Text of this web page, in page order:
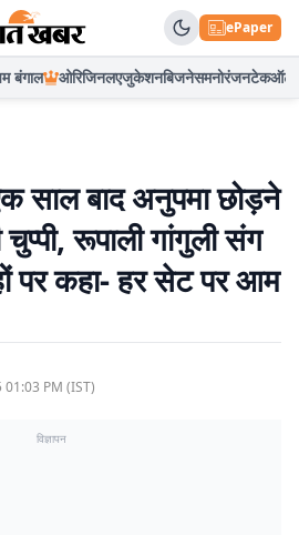
ePaper
बंगाल ओरिजिनलएजुकेशनबिजनेसमनोरंजनटेकऑटो
बाद अनुपमा छोड़ने
चुप्पी, रूपाली गांगुली संग
पर कहा- हर सेट पर आम
01:03 PM (IST)
विज्ञापन